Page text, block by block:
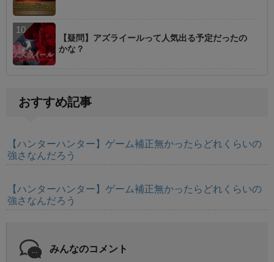
【疑問】アズライールって人気出る予定だったの
かな？
おすすめ記事
【ハンターハンター】ゲーム補正無かったらどれくらいの
強さなんだろう
【ハンターハンター】ゲーム補正無かったらどれくらいの
強さなんだろう
みんなのコメント